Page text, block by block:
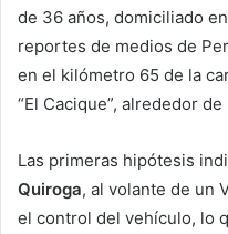
de 36 años, domiciliado
reportes de medios de
en el kilómetro 65 de la
“El Cacique”, alrededor
Las primeras hipótesis
Quiroga, al volante de un
el control del vehículo, lo